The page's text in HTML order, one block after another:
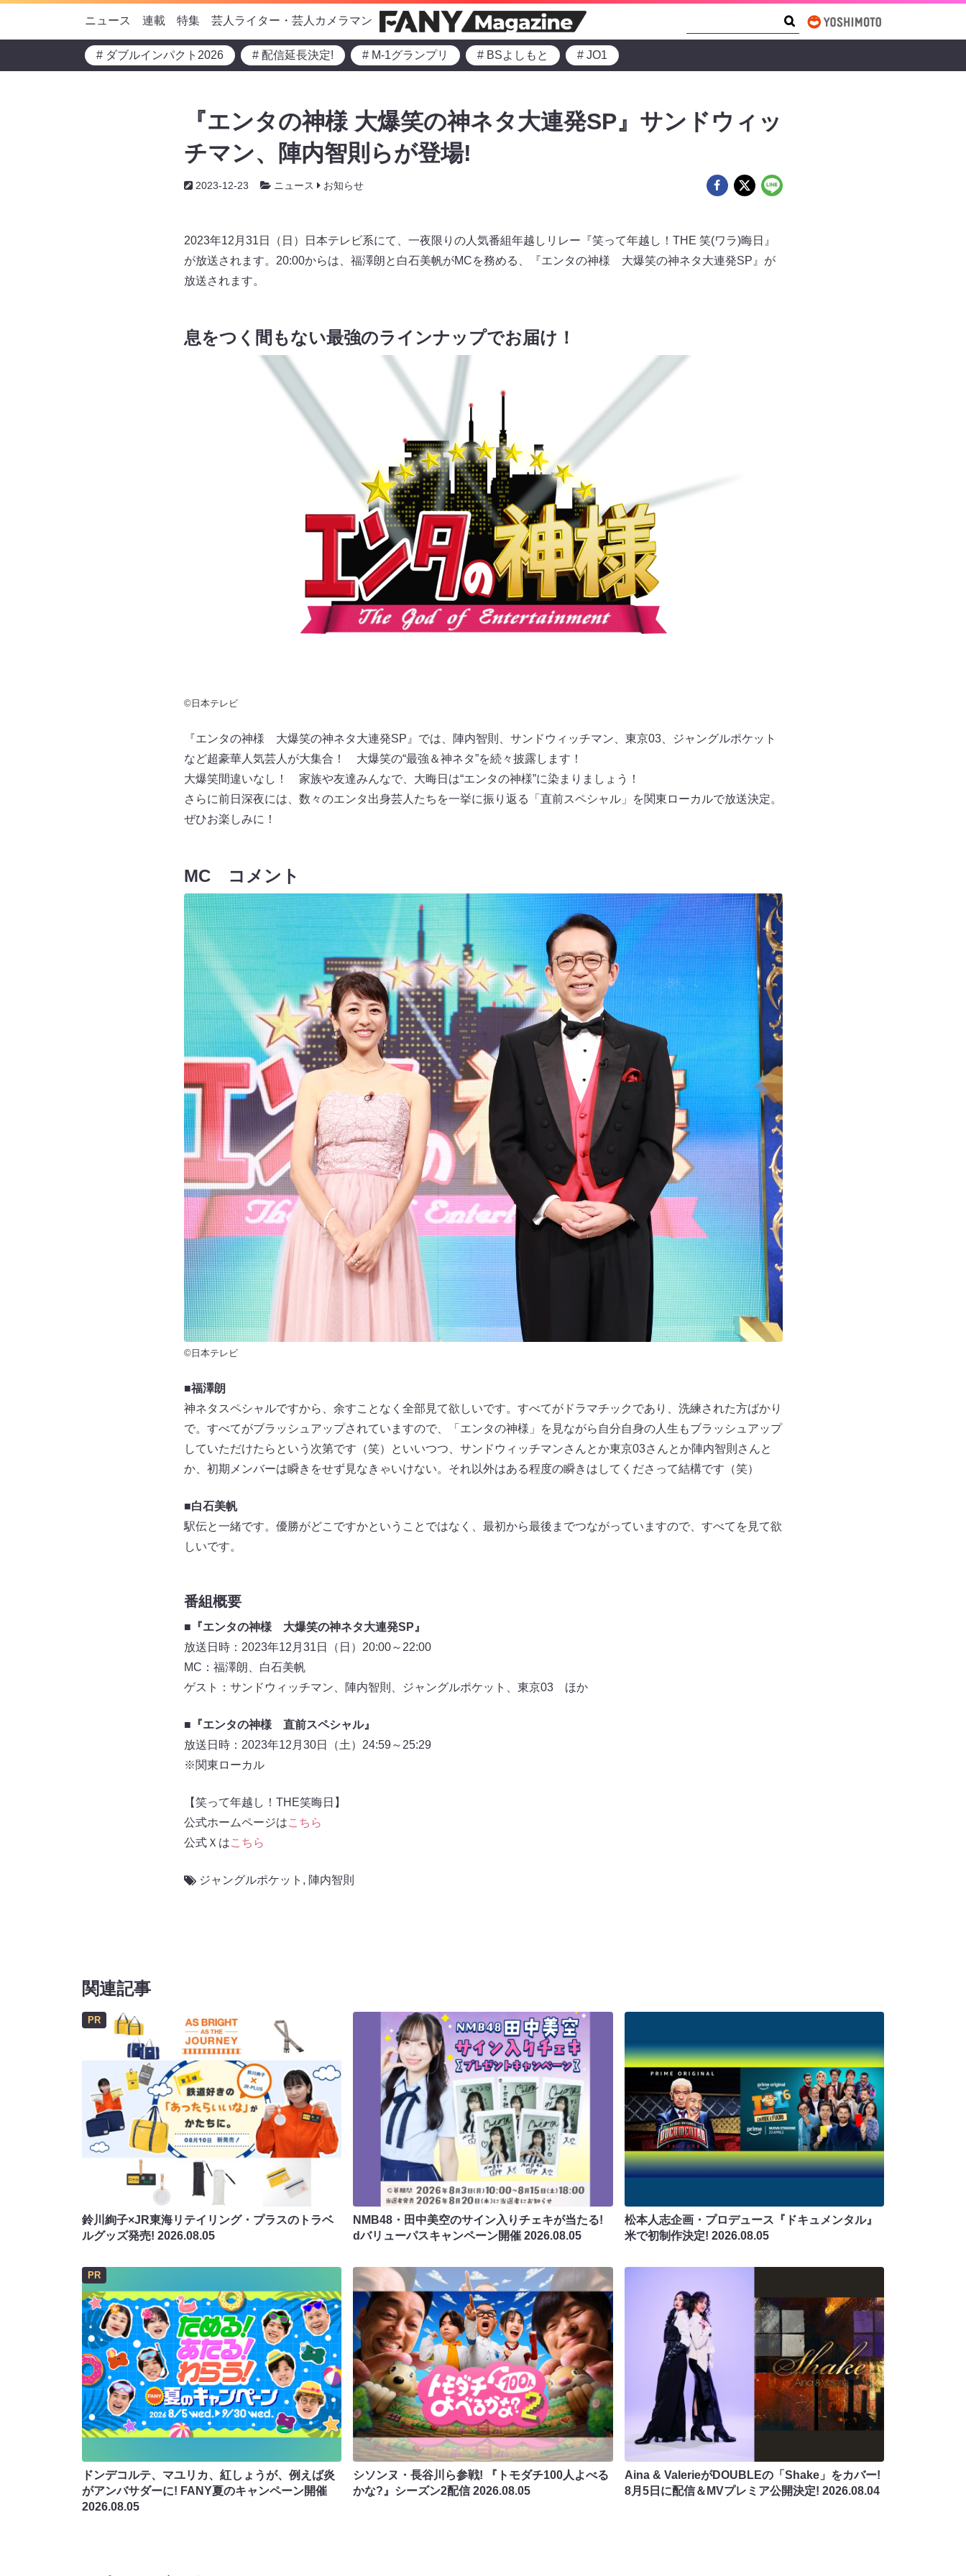
ニュース 連載 特集 芸人ライター・芸人カメラマン
# ダブルインパクト2026 # 配信延長決定! # M-1グランプリ # BSよしもと # JO1
『エンタの神様 大爆笑の神ネタ大連発SP』サンドウィッ
チマン、陣内智則らが登場!
2023-12-23 ニュース お知らせ
2023年12月31日（日）日本テレビ系にて、一夜限りの人気番組年越しリレー『笑って年越し！THE 笑(ワラ)晦日』
が放送されます。20:00からは、福澤朗と白石美帆がMCを務める、『エンタの神様 大爆笑の神ネタ大連発SP』が
放送されます。
息をつく間もない最強のラインナップでお届け！
©日本テレビ
『エンタの神様 大爆笑の神ネタ大連発SP』では、陣内智則、サンドウィッチマン、東京03、ジャングルポケット
など超豪華人気芸人が大集合！ 大爆笑の“最強＆神ネタ”を続々披露します！
大爆笑間違いなし！ 家族や友達みんなで、大晦日は“エンタの神様”に染まりましょう！
さらに前日深夜には、数々のエンタ出身芸人たちを一挙に振り返る「直前スペシャル」を関東ローカルで放送決定。
ぜひお楽しみに！
MC コメント
©日本テレビ
■福澤朗
神ネタスペシャルですから、余すことなく全部見て欲しいです。すべてがドラマチックであり、洗練された方ばかり
で。すべてがブラッシュアップされていますので、「エンタの神様」を見ながら自分自身の人生もブラッシュアップ
していただけたらという次第です（笑）といいつつ、サンドウィッチマンさんとか東京03さんとか陣内智則さんと
か、初期メンバーは瞬きをせず見なきゃいけない。それ以外はある程度の瞬きはしてくださって結構です（笑）
■白石美帆
駅伝と一緒です。優勝がどこですかということではなく、最初から最後までつながっていますので、すべてを見て欲
しいです。
番組概要
■ 『エンタの神様 大爆笑の神ネタ大連発SP』
放送日時：2023年12月31日（日）20:00～22:00
MC：福澤朗、白石美帆
ゲスト：サンドウィッチマン、陣内智則、ジャングルポケット、東京03 ほか
■『エンタの神様 直前スペシャル』
放送日時：2023年12月30日（土）24:59～25:29
※関東ローカル
【笑って年越し！THE笑晦日】
公式ホームページはこちら
公式Ｘはこちら
ジャングルポケット , 陣内智則
関連記事
PR
鈴川絢子×JR東海リテイリング・プラスのトラベ
ルグッズ発売! 2026.08.05
NMB48・田中美空のサイン入りチェキが当たる!
dバリューパスキャンペーン開催2026.08.05
松本人志企画・プロデュース『ドキュメンタル』
米で初制作決定! 2026.08.05
PR
ドンデコルテ、マユリカ、紅しょうが、例えば炎
がアンバサダーに! FANY夏のキャンペーン開催
2026.08.05
シソンヌ・長谷川ら参戦! 『トモダチ100人よべる
かな?』シーズン2配信2026.08.05
Aina & ValerieがDOUBLEの「Shake」をカバー!
8月5日に配信＆MVプレミア公開決定! 2026.08.04